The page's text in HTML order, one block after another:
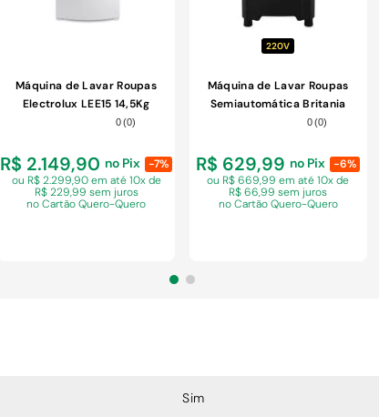
Máquina de Lavar Roupas
Electrolux LEE15 14,5Kg
Branca 110V0 (0)
R$ 2.149,90 no Pix
-7%
ou R$ 2.299,90 em até 10x de
R$ 229,99 sem juros
no Cartão Quero-Quero
220V
Máquina de Lavar Roupas
Semiautomática Britania
BLT22P 20,6Kg Preta 220V
0(0)
R$ 629,99 no Pix
-6%
ou R$ 669,99 ematé 10x de
R$ 66,99 sem juros
no Cartão Quero-Quero
Sim